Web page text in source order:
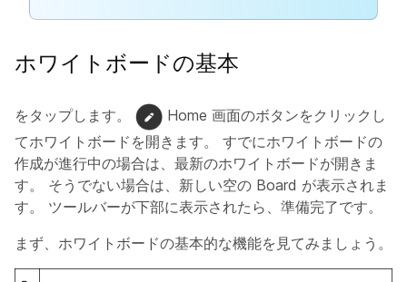
ホワイトボードの基本
をタップします。
Home 画面のボタンをクリックし
てホワイトボードを開きます。 すでにホワイトボードの
作成が進行中の場合は、最新のホワイトボードが開きま
す。 そうでない場合は、新しい空の Board が表示されま
す。 ツールバーが下部に表示されたら、準備完了です。
まず、ホワイトボードの基本的な機能を見てみましょう。